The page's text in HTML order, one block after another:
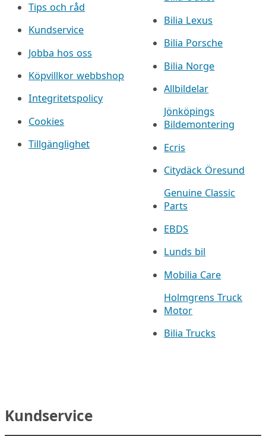
Tips och råd
Kundservice
Jobba hos oss
Köpvillkor webbshop
Integritetspolicy
Cookies
Tillgänglighet
Bilia Lexus
Bilia Porsche
Bilia Norge
Allbildelar
Jönköpings
Bildemontering
Ecris
Citydäck Öresund
Genuine Classic
Parts
EBDS
Lunds bil
Mobilia Care
Holmgrens Truck
Motor
Bilia Trucks
Kundservice